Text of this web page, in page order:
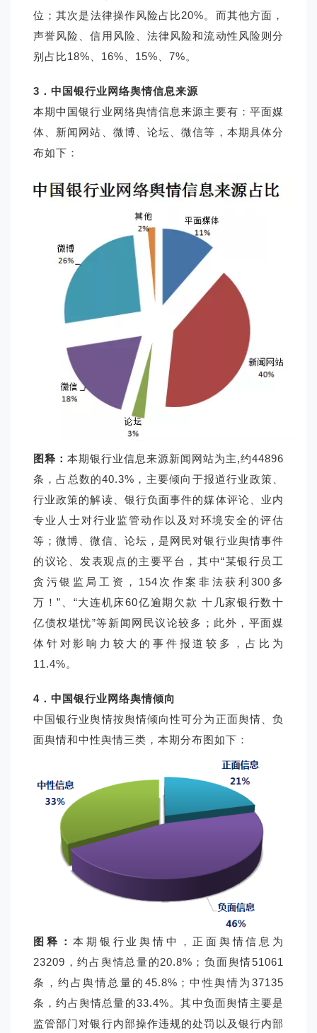
位；其次是法律操作风险占比20%。而其他方面，
声誉风险、信用风险、法律风险和流动性风险则分
别占比18%、16%、15%、7%。
3 ．中国银行业网络舆情信息来源
本期中国银行业网络舆情信息来源主要有：平面媒
体、新闻网站、微博、论坛、微信等，本期具体分
布如下：
图释： 本期银行业信息来源新闻网站为主,约44896
条，占总数的40.3%，主要倾向于报道行业政策、
行业政策的解读、银行负面事件的媒体评论、业内
专业人士对行业监管动作以及对环境安全的评估
等；微博、微信、论坛，是网民对银行业舆情事件
的议论、发表观点的主要平台，其中“某银行员工
贪污银监局工资，154次作案非法获利300多
万！”、“大连机床60亿逾期欠款 十几家银行数十
亿债权堪忧”等新闻网民议论较多；此外，平面媒
体针对影响力较大的事件报道较多，占比为
11.4%。
4 ．中国银行业网络舆情倾向
中国银行业舆情按舆情倾向性可分为正面舆情、负
面舆情和中性舆情三类，本期分布图如下：
图释：本期银行业舆情中，正面舆情信息为
23209，约占舆情总量的20.8%；负面舆情51061
条，约占舆情总量的45.8%；中性舆情为37135
条，约占舆情总量的33.4%。其中负面舆情主要是
监管部门对银行内部操作违规的处罚以及银行内部